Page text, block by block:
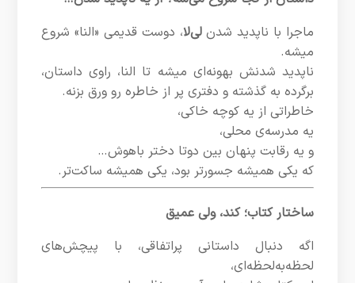
ماجرا با ناپدید شدنلی‌لا، دوست قدیمی «النا» شروع
میشه.
ناپدید شدنش بهونه‌ای میشه تا النا، راوی داستان،
برگرده به گذشته و دفتری پر از خاطره رو ورق بزنه.
خاطراتی از یه کوچه خاکی،
یه مدرسه‌ی محلی،
و یه رقابت پنهان بین دوتا دختر باهوش…
که یکی همیشه جسورتر بود، یکی همیشه ساکت‌تر.
ساختار کتاب؛ کند، ولی عمیق
اگه دنبال داستانی پراتفاقی، با پیچش‌های
لحظه‌به‌لحظه‌ای،